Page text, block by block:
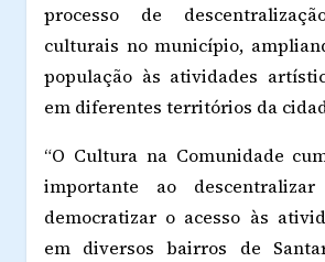
processo de
culturais no município,
população às atividades
em diferentes territórios da
“O Cultura na Comunidade
importante ao
democratizar o acesso às
em diversos bairros de